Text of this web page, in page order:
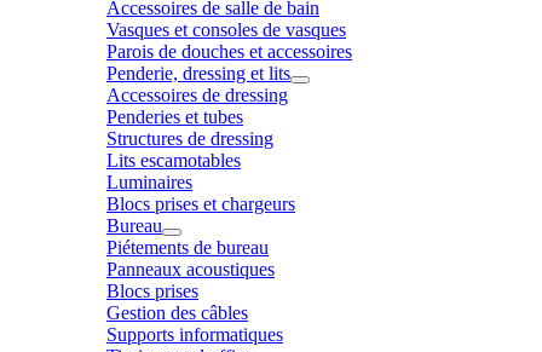
Accessoires de salle de bain
Vasques et consoles de vasques
Parois de douches et accessoires
Penderie, dressing et lits
Accessoires de dressing
Penderies et tubes
Structures de dressing
Lits escamotables
Luminaires
Blocs prises et chargeurs
Bureau
Piétements de bureau
Panneaux acoustiques
Blocs prises
Gestion des câbles
Supports informatiques